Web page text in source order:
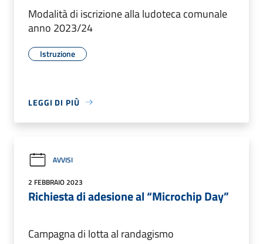
Modalità di iscrizione alla ludoteca comunale
anno 2023/24
Istruzione
LEGGI DI PIÙ
AVVISI
2 FEBBRAIO 2023
Richiesta di adesione al “Microchip Day”
Campagna di lotta al randagismo